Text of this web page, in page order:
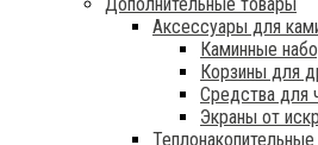
Аксессуары для
Каминные
Корзины для
Средства для
Экраны от искр